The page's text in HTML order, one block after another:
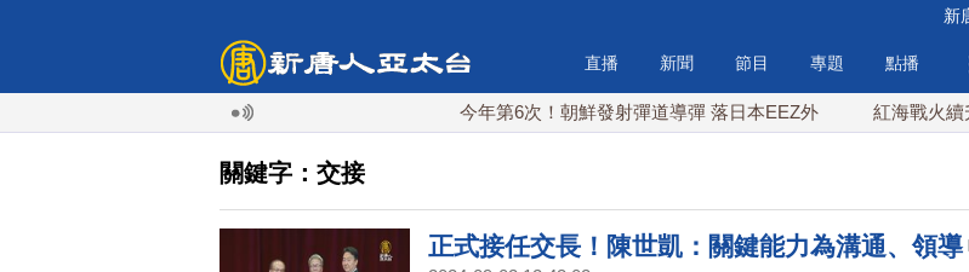
新
直播 新聞 節目 專題 點播
今年第6次！朝鮮發射彈道導彈 落日本EEZ外 紅海戰火續升溫 也門
關鍵字：交接
正式接任交長！陳世凱：關鍵能力為溝通、領導